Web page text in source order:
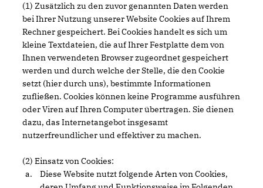
(1) Zusätzlich zu den zuvor genannten Daten werden
bei Ihrer Nutzung unserer Website Cookies auf Ihrem
Rechner gespeichert. Bei Cookies handelt es sich um
kleine Textdateien, die auf Ihrer Festplatte dem von
Ihnen verwendeten Browser zugeordnet gespeichert
werden und durch welche der Stelle, die den Cookie
setzt (hier durch uns), bestimmte Informationen
zufließen. Cookies können keine Programme ausführen
oder Viren auf Ihren Computer übertragen. Sie dienen
dazu, das Internetangebot insgesamt
nutzerfreundlicher und effektiver zu machen.
(2) Einsatz von Cookies:
Diese Website nutzt folgende Arten von Cookies,